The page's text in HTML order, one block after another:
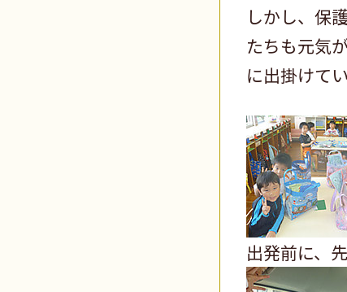
しかし、保
たちも元気
に出掛けて
出発前に、